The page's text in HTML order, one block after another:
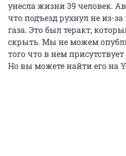
унесла жизни 39 человек.
что подъезд рухнул не из-
газа. Это был теракт,
скрыть. Мы не можем
того что в нем
Но вы можете найти его на